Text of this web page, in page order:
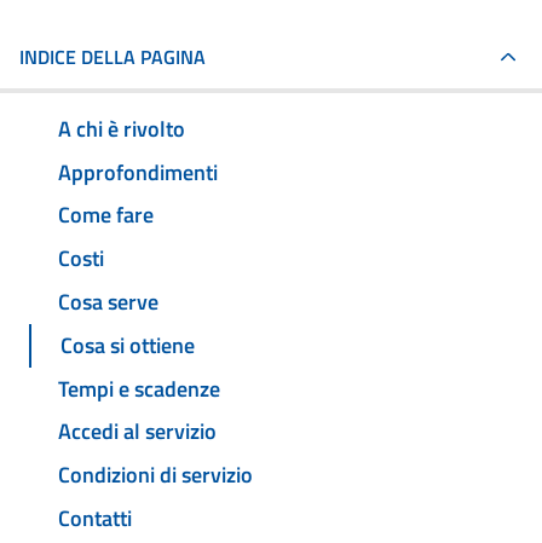
INDICE DELLA PAGINA
A chi è rivolto
Approfondimenti
Come fare
Costi
Cosa serve
Cosa si ottiene
Tempi e scadenze
Accedi al servizio
Condizioni di servizio
Contatti